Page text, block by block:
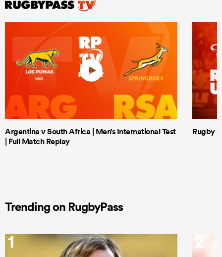
Argentina v South Africa | Men’s International Test
| Full Match Replay
Rugby
Trending on RugbyPass
1 2